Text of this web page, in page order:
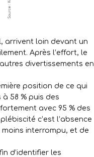
arrivent loin devant un
Après l’effort, le
divertissements en
position de ce qui
58 % puis des
avec 95 % des
c’est l’absence
interrompu, et de
d’identifier les